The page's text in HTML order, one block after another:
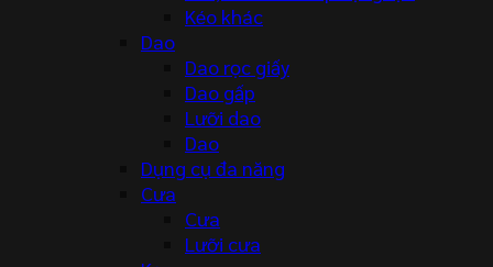
Kéo khác
Dao
Dao rọc giấy
Dao gấp
Lưỡi dao
Dao
Dụng cụ đa năng
Cưa
Cưa
Lưỡi cưa